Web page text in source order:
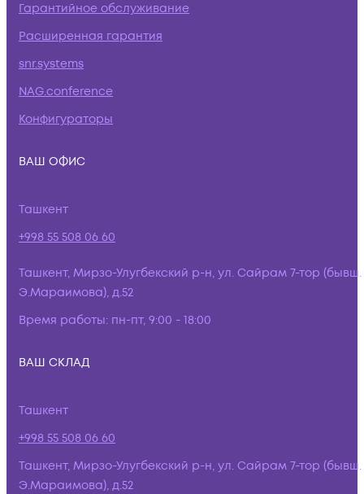
Гарантийное обслуживание
Расширенная гарантия
snr.systems
NAG.conference
Конфигураторы
ВАШ ОФИС
Ташкент
+998 55 508 06 60
Ташкент, Мирзо-Улугбекский р-н, ул. Сайрам 7-тор (бывш.
Э.Мараимова), д.52
Время работы: пн-пт, 9:00 - 18:00
ВАШ СКЛАД
Ташкент
+998 55 508 06 60
Ташкент, Мирзо-Улугбекский р-н, ул. Сайрам 7-тор (бывш.
Э.Мараимова), д.52